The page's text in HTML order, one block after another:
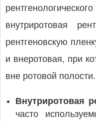
внутриротовая
рентгеновскую
и внеротовая, при
вне ротовой полости.
Внутриротовая
часто